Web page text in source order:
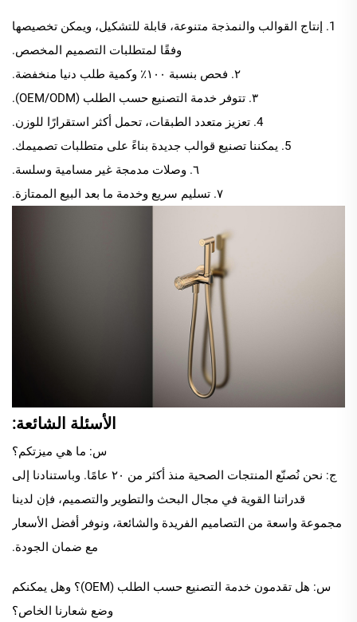
1. إنتاج القوالب والنمذجة متنوعة، قابلة للتشكيل، ويمكن تخصيصها
وفقًا لمتطلبات التصميم المخصص.
٢. فحص بنسبة ١٠٠٪ وكمية طلب دنيا منخفضة.
٣. تتوفر خدمة التصنيع حسب الطلب (OEM/ODM).
4. تعزيز متعدد الطبقات، تحمل أكثر استقرارًا للوزن.
5. يمكننا تصنيع قوالب جديدة بناءً على متطلبات تصميمك.
٦. وصلات مدمجة غير مسامية وسلسة.
٧. تسليم سريع وخدمة ما بعد البيع الممتازة.
الأسئلة الشائعة:
س: ما هي ميزتكم؟
ج: نحن نُصنّع المنتجات الصحية منذ أكثر من ٢٠ عامًا. وباستنادنا إلى
قدراتنا القوية في مجال البحث والتطوير والتصميم، فإن لدينا
مجموعة واسعة من التصاميم الفريدة والشائعة، ونوفر أفضل الأسعار
مع ضمان الجودة.
س: هل تقدمون خدمة التصنيع حسب الطلب (OEM)؟ وهل يمكنكم
وضع شعارنا الخاص؟